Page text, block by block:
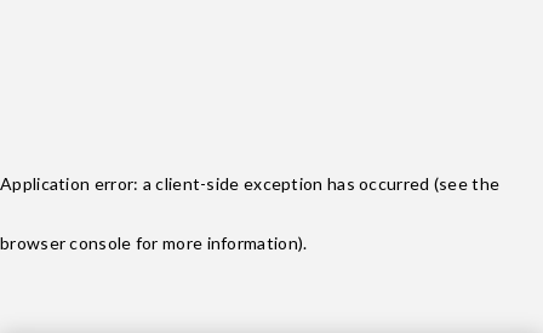
Application error: a client-side exception has occurred (see the
browser console for more information).